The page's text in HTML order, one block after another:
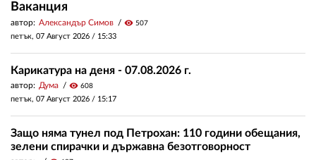
Ваканция
автор: Александър Симов visibility 507
петък, 07 Август 2026 / 15:33
Карикатура на деня - 07.08.2026 г.
автор: Дума visibility 608
петък, 07 Август 2026 / 15:17
Защо няма тунел под Петрохан: 110 години обещания,
зелени спирачки и държавна безотговорност